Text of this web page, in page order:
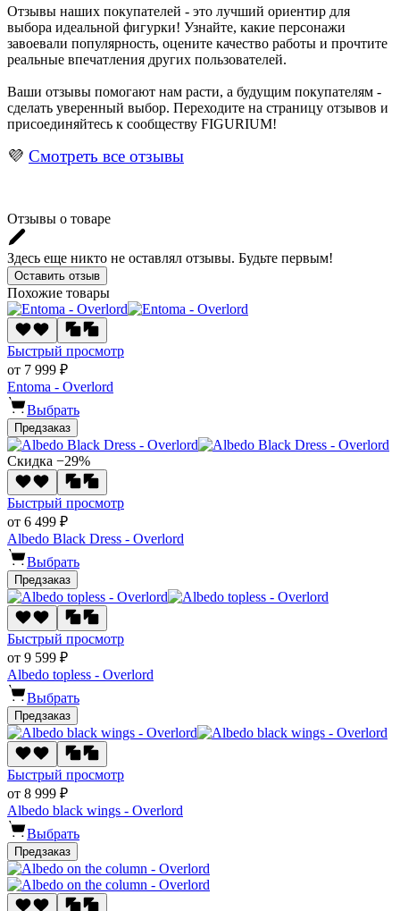
Отзывы наших покупателей - это лучший ориентир для
выбора идеальной фигурки! Узнайте, какие персонажи
завоевали популярность, оцените качество работы и прочтите
реальные впечатления других пользователей.
Ваши отзывы помогают нам расти, а будущим покупателям -
сделать уверенный выбор. Переходите на страницу отзывов и
присоединяйтесь к сообществу FIGURIUM!
💜 Смотреть все отзывы
Отзывы о товаре
Здесь еще никто не оставлял отзывы. Будьте первым!
Оставить отзыв
Похожие товары
Быстрый просмотр
от 7 999 ₽
Entoma - Overlord
Выбрать
Предзаказ
Скидка −29%
Быстрый просмотр
от 6 499 ₽
Albedo Black Dress - Overlord
Выбрать
Предзаказ
Быстрый просмотр
от 9 599 ₽
Albedo topless - Overlord
Выбрать
Предзаказ
Быстрый просмотр
от 8 999 ₽
Albedo black wings - Overlord
Выбрать
Предзаказ